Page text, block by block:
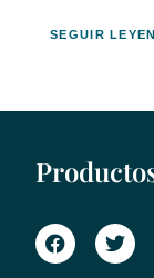
SEGUIR